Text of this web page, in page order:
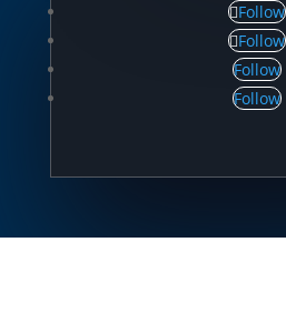
Follow
Follow
Follow
Follow